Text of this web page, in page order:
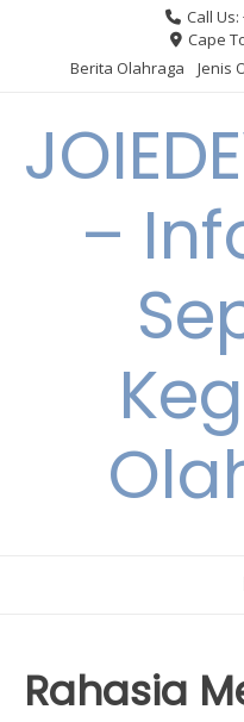
Call Us:
Cape
Berita Olahraga
Jenis
–
Rahasia